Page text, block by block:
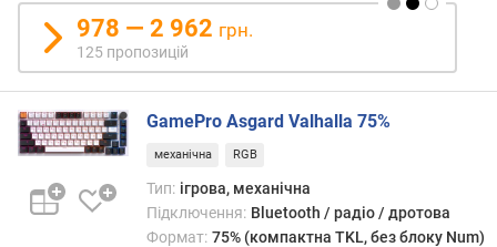
а
м
а
д
т
о
978 — 2 962 грн.
125 пропозицій
GamePro Asgard Valhalla 75%
механічна RGB
Тип: ігрова, механічна
Підключення: Bluetooth / радіо / дротова
Формат: 75% (компактна TKL, без блоку Num)